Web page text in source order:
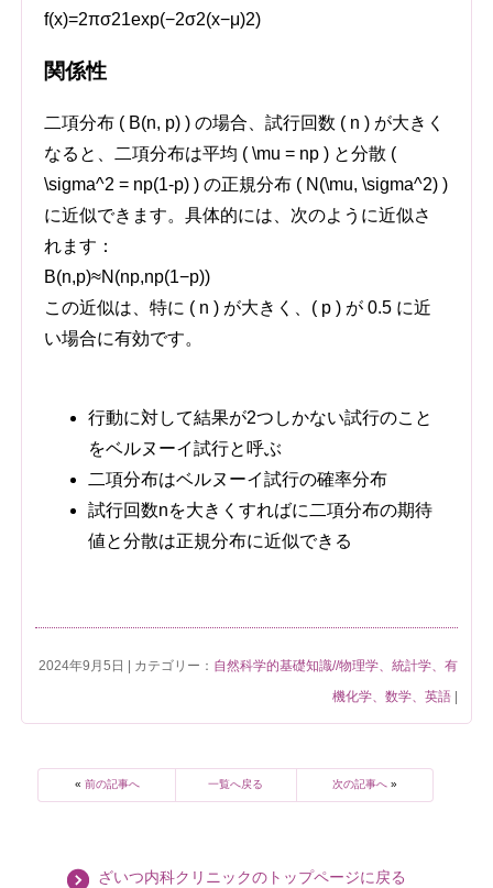
f(x)=2πσ21exp(−2σ2(x−μ)2)
関係性
二項分布 ( B(n, p) ) の場合、試行回数 ( n ) が大きく
なると、二項分布は平均 ( \mu = np ) と分散 (
\sigma^2 = np(1-p) ) の正規分布 ( N(\mu, \sigma^2) )
に近似できます。具体的には、次のように近似さ
れます：
B(n,p)≈N (np,np(1−p))
この近似は、特に ( n ) が大きく、( p ) が 0.5 に近
い場合に有効です。
行動に対して結果が2つしかない試行のこと
をベルヌーイ試行と呼ぶ
二項分布はベルヌーイ試行の確率分布
試行回数nを大きくすればに二項分布の期待
値と分散は正規分布に近似できる
2024年9月5日 | カテゴリー： 自然科学的基礎知識//物理学、統計学、有
機化学、数学、英語|
« 前の記事へ 一覧へ戻る 次の記事へ»
ざいつ内科クリニックのトップページに戻る